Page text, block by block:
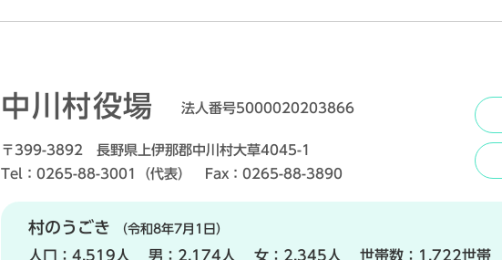
中川村役場 法人番号5000020203866
〒399-3892 長野県上伊那郡中川村大草4045-1
Tel：0265-88-3001（代表） Fax：0265-88-3890
村のうごき （令和8年7月1日）
人口： 4,519人 男： 2,174人 女： 2,345人 世帯数： 1,722世帯